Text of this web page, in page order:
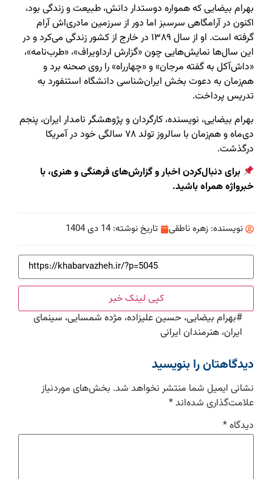
بهرام بیضایی که همواره دوستدار دانش، طبیعت و زندگی بود،
اکنون در آرامگاهی سرسبز اما دور از سرزمین مادری‌اش آرام
گرفته است. او از سال ۱۳۸۹ در خارج از کشور زندگی می‌کرد و در
این سال‌ها نمایش‌هایی چون «گزارش ارداویراف»، «طرب‌نامه»،
«داش‌آکل به گفته مرجان» و «چهارراه» را روی صحنه برد و
هم‌زمان به دعوت بخش ایران‌شناسی دانشگاه استنفورد به
تدریس پرداخت.
بهرام بیضایی، نویسنده، کارگردان و پژوهشگر نامدار ایران، پنجم
دی‌ماه و هم‌زمان با سالروز تولد ۷۸ سالگی خود در آمریکا
درگذشت.
برای دنبال‌کردن اخبار و گزارش‌های فرهنگی و هنری، با
خبرواژه همراه باشید.
نویسنده: زهره ناطقی تاریخ نوشته: 14 دی 1404
کپی لینک خبر
#بهرام بیضایی، حسین علیزاده، مژده شمسایی، سینمای
ایران، هنرمندان ایرانی
دیدگاهتان را بنویسید
نشانی ایمیل شما منتشر نخواهد شد. بخش‌های موردنیاز
علامت‌گذاری شده‌اند*
دیدگاه*